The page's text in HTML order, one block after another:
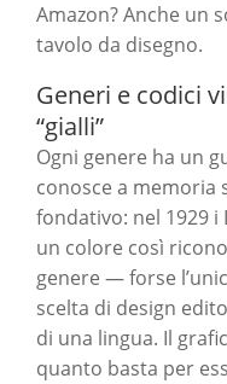
Amazon? Anche un
tavolo da disegno.
Generi e codici
“gialli”
Ogni genere ha un
conosce a memoria
fondativo: nel 1929
un colore così
genere — forse
scelta di design
di una lingua. Il
quanto basta per